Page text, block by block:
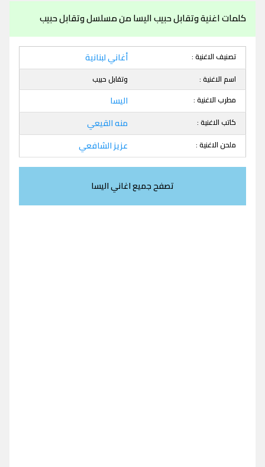
كلمات اغنية وتقابل حبيب اليسا من مسلسل وتقابل حبيب
تصنيف الاغنية : أغاني لبنانية
اسم الاغنية :
وتقابل حبيب
مطرب الاغنية :
اليسا
كاتب الاغنية : منه القيعي
ملحن الاغنية : عزيز الشافعي
تصفح جميع اغاني اليسا